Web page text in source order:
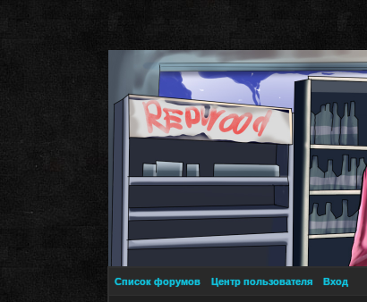
Список форумов Центр пользователя Вход